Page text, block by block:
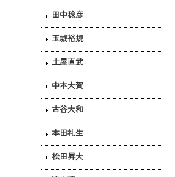
田中稔彦
玉城裕規
土屋直武
中本大賀
古谷大和
本田礼生
松田昇大